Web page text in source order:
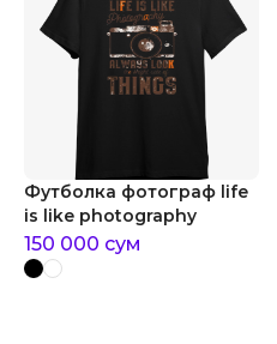
Футболка фотограф life
is like photography
150 000 сум